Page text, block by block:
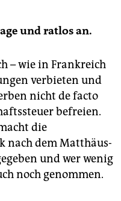
und ratlos an.
– wie in Frankreich
verbieten und
nicht de facto
befreien.
die
nach dem Matthäus-
und wer wenig
noch genommen.